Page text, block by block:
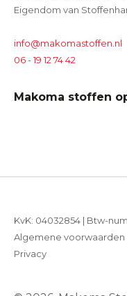
Eigendom van
info@makomastoffen.nl
06 - 19 12 74 42
Makoma stoffen
KvK: 04032854 | Btw-
Algemene voorwaarden
Privacy